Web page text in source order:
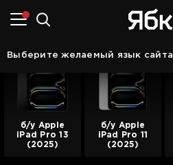
Выберите желаемый язык сайта
б/у Apple
iPad Pro 13
(2025)
б/у Apple
iPad Pro 11
(2025)